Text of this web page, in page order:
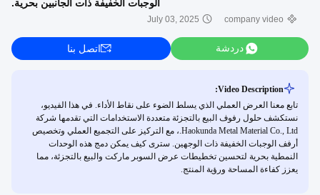
الوجبات الخفيفة ذات الجانبين بحرية.
company video
July 03, 2025
دردشة اتصل بنا
Video Description:
تابع معنا العرض العملي الذي يسلط الضوء على نقاط الأداء. في هذا الفيديو،
نستكشف حلول رفوف البيع بالتجزئة متعددة الاستخدامات التي تقدمها شركة
Haokunda Metal Material Co., Ltd.، مع التركيز على التجميع العملي وتخصيص
أرفف الوجبات الخفيفة ذات الوجهين. سترى كيف يمكن دمج هذه الوحدات
النمطية بحرية لتحسين تخطيطات عرض السوبر ماركت والبيع بالتجزئة، مما
يعزز كفاءة المساحة ورؤية المنتج.